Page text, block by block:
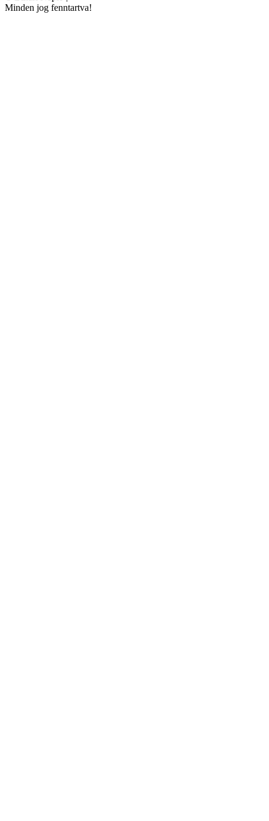
Minden jog fenntartva!